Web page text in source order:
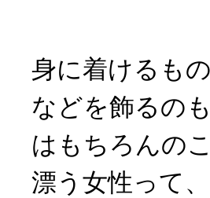
身に着けるも
などを飾るの
はもちろんの
漂う女性って